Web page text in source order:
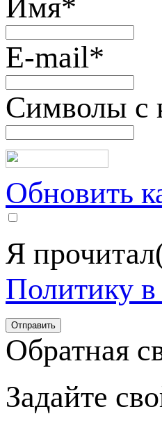
Имя*
E-mail*
Символы с
Обновить
Я
Политику
Обратная
Задайте